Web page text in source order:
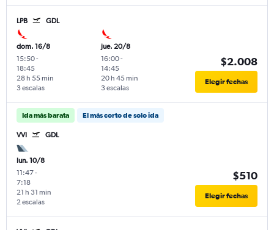
LPB GDL
dom. 16/8
15:50-
18:45
3 escalas
28 h 55 min
jue. 20/8
16:00-
14:45
3 escalas
20 h 45 min
$2.008
Elegir fechas
Ida más barata El más corto de solo ida
VVI GDL
lun. 10/8
11:47-
7:18
2 escalas
21 h 31 min
$510
Elegir fechas